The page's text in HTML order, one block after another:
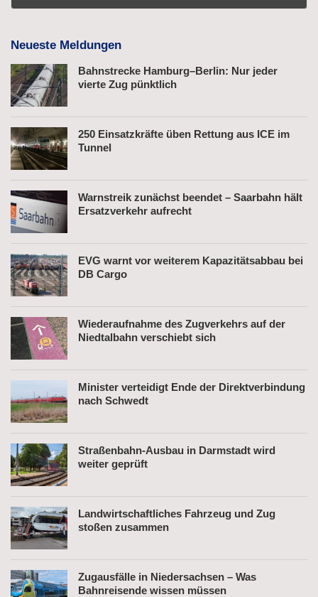
Neueste Meldungen
Bahnstrecke Hamburg–Berlin: Nur jeder
vierte Zug pünktlich
250 Einsatzkräfte üben Rettung aus ICE im
Tunnel
Warnstreik zunächst beendet – Saarbahn hält
Ersatzverkehr aufrecht
EVG warnt vor weiterem Kapazitätsabbau bei
DB Cargo
Wiederaufnahme des Zugverkehrs auf der
Niedtalbahn verschiebt sich
Minister verteidigt Ende der Direktverbindung
nach Schwedt
Straßenbahn-Ausbau in Darmstadt wird
weiter geprüft
Landwirtschaftliches Fahrzeug und Zug
stoßen zusammen
Zugausfälle in Niedersachsen – Was
Bahnreisende wissen müssen